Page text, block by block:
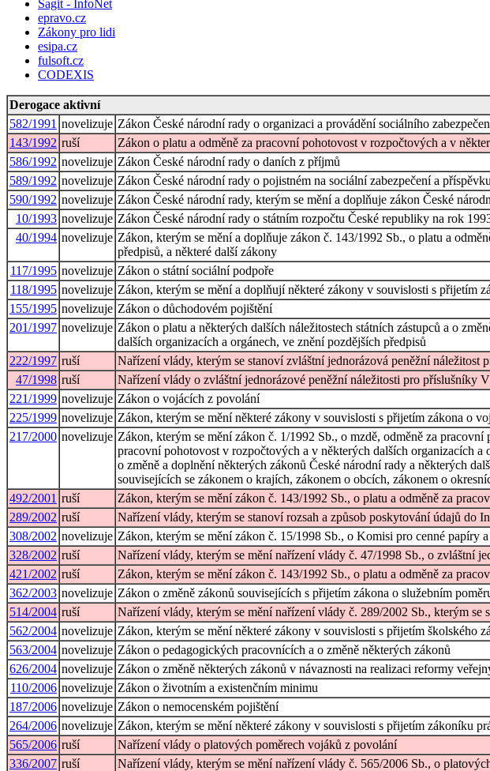
Sagit - InfoNet
epravo.cz
Zákony pro lidi
esipa.cz
fulsoft.cz
CODEXIS
Derogace aktivní
582/1991 novelizuje Zákon České národní rady o organizaci a provádění sociálního
143/1992 ruší
Zákon o platu a odměně za pracovní pohotovost v rozpočtových a v
586/1992 novelizuje Zákon České národní rady o daních z příjmů
589/1992 novelizuje Zákon České národní rady o pojistném na sociální zabezpečení a
590/1992 novelizuje Zákon České národní rady, kterým se mění a doplňuje zákon České
10/1993 novelizuje Zákon České národní rady o státním rozpočtu České republiky na rok
40/1994 novelizuje Zákon, kterým se mění a doplňuje zákon č. 143/1992 Sb., o platu a
předpisů, a některé další zákony
117/1995 novelizuje Zákon o státní sociální podpoře
118/1995 novelizuje Zákon, kterým se mění a doplňují některé zákony v souvislosti s přijetím
155/1995 novelizuje Zákon o důchodovém pojištění
201/1997 novelizuje Zákon o platu a některých dalších náležitostech státních zástupců a o
dalších organizacích a orgánech, ve znění pozdějších předpisů
222/1997 ruší
Nařízení vlády, kterým se stanoví zvláštní jednorázová peněžní náležitost
47/1998 ruší
Nařízení vlády o zvláštní jednorázové peněžní náležitosti pro příslušníky
221/1999 novelizuje Zákon o vojácích z povolání
225/1999 novelizuje Zákon, kterým se mění některé zákony v souvislosti s přijetím zákona o
217/2000 novelizuje Zákon, kterým se mění zákon č. 1/1992 Sb., o mzdě, odměně za
pracovní pohotovost v rozpočtových a v některých dalších organizacích
o změně a doplnění některých zákonů České národní rady a některých
souvisejících se zákonem o krajích, zákonem o obcích, zákonem o
492/2001 ruší
Zákon, kterým se mění zákon č. 143/1992 Sb., o platu a odměně za
289/2002 ruší
Nařízení vlády, kterým se stanoví rozsah a způsob poskytování údajů do
308/2002 novelizuje Zákon, kterým se mění zákon č. 15/1998 Sb., o Komisi pro cenné papíry
328/2002 ruší
Nařízení vlády, kterým se mění nařízení vlády č. 47/1998 Sb., o zvláštní
421/2002 ruší
Zákon, kterým se mění zákon č. 143/1992 Sb., o platu a odměně za
362/2003 novelizuje Zákon o změně zákonů souvisejících s přijetím zákona o služebním
514/2004 ruší
Nařízení vlády, kterým se mění nařízení vlády č. 289/2002 Sb., kterým
562/2004 novelizuje Zákon, kterým se mění některé zákony v souvislosti s přijetím školského
563/2004 novelizuje Zákon o pedagogických pracovnících a o změně některých zákonů
626/2004 novelizuje Zákon o změně některých zákonů v návaznosti na realizaci reformy
110/2006 novelizuje Zákon o životním a existenčním minimu
187/2006 novelizuje Zákon o nemocenském pojištění
264/2006 novelizuje Zákon, kterým se mění některé zákony v souvislosti s přijetím zákoníku
565/2006 ruší
Nařízení vlády o platových poměrech vojáků z povolání
336/2007 ruší
Nařízení vlády, kterým se mění nařízení vlády č. 565/2006 Sb., o